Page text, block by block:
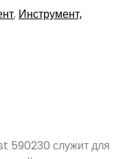
, Инструмент,
590230 служит для